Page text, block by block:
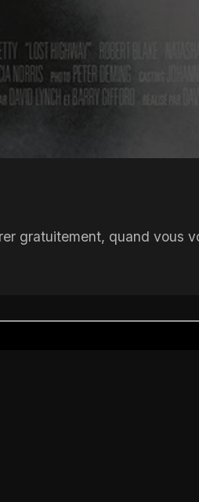
gratuitement, quand vous